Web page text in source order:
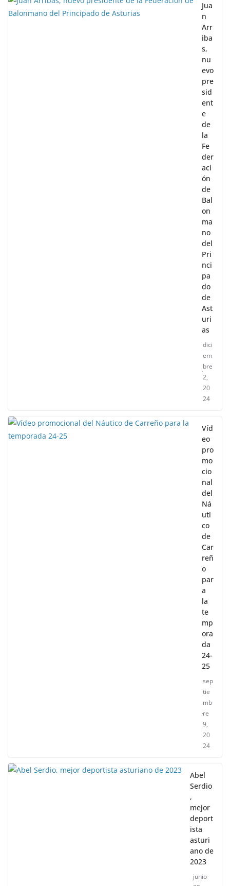
Jua
n
Arr
iba
s,
nu
evo
pre
sid
ent
e
de
la
Fe
der
aci
ón
de
Bal
on
ma
no
del
Pri
nci
pa
do
de
Ast
uri
as
dici
em
bre
2,
20
24
Víd
eo
pro
mo
cio
nal
del
Ná
uti
co
de
Car
reñ
o
par
a
la
te
mp
ora
da
24-
25
sep
tie
mb
re
9,
20
24
Abel
Serdio
,
mejor
deport
ista
asturi
ano de
2023
junio